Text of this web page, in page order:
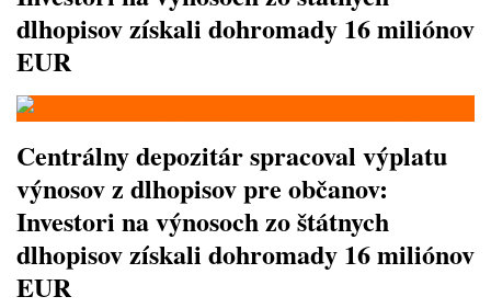
dlhopisov získali dohromady 16 miliónov
EUR
Centrálny depozitár spracoval výplatu
výnosov z dlhopisov pre občanov:
Investori na výnosoch zo štátnych
dlhopisov získali dohromady 16 miliónov
EUR